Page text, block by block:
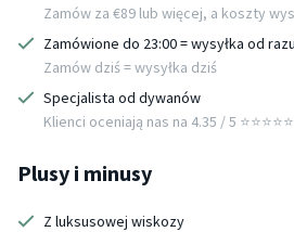
Zamów za €89 lub więcej, a koszty
Zamówione do 23:00 = wysyłka od razu
Zamów dziś = wysyłka dziś
Specjalista od dywanów
Klienci oceniają nas na 4.35 / 5 ⭐️⭐️⭐️⭐️⭐️
Plusy i minusy
Z luksusowej wiskozy